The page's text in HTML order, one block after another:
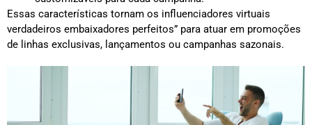
Essas características tornam os influenciadores virtuais
verdadeiros embaixadores perfeitos” para atuar em promoções
de linhas exclusivas, lançamentos ou campanhas sazonais.